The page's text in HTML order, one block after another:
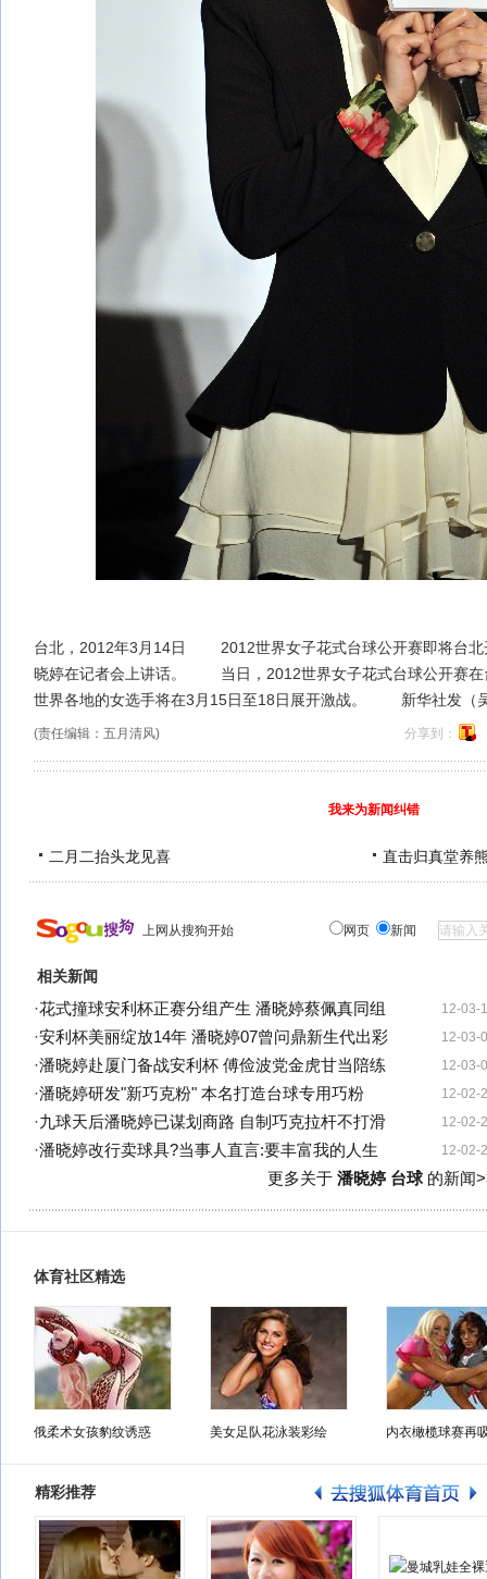
台北，2012年3月14日 2012世界女子花式台球公开赛即将台
晓婷在记者会上讲话。 当日，2012世界女子花式台球公开赛在
世界各地的女选手将在3月15日至18日展开激战。 新华社发（
(责任编辑：五月清风) 分享到：
我来为新闻纠错
二月二抬头龙见喜 直击归真堂养
上网从搜狗开始 网页 新闻
相关新闻
12-03-
·花式撞球安利杯正赛分组产生 潘晓婷蔡佩真同组
12-03-
·安利杯美丽绽放14年 潘晓婷07曾问鼎新生代出彩
12-03-
·潘晓婷赴厦门备战安利杯 傅俭波党金虎甘当陪练
12-02-
·潘晓婷研发"新巧克粉" 本名打造台球专用巧粉
12-02-
·九球天后潘晓婷已谋划商路 自制巧克拉杆不打滑
12-02-
·潘晓婷改行卖球具?当事人直言:要丰富我的人生
更多关于 潘晓婷 台球的新闻
体育社区精选
俄柔术女孩豹纹诱惑 美女足队花泳装彩绘 内衣橄榄球赛再
精彩推荐